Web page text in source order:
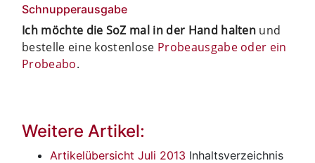
Schnupperausgabe
Ich möchte die SoZ mal in der Hand halten und
bestelle eine kostenlose Probeausgabe oder ein
Probeabo.
Weitere Artikel:
Artikelübersicht Juli 2013 Inhaltsverzeichnis